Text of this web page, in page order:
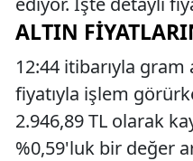
ALTIN
12:44 itibarıyla gram
fiyatıyla işlem
2.946,89 TL olarak
%0,59'luk bir değer